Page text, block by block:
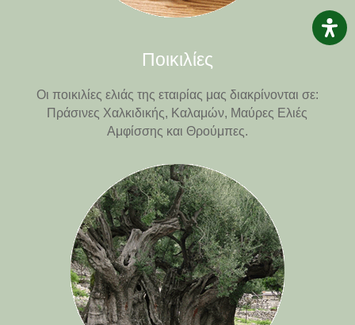
Ποικιλίες
Οι ποικιλίες ελιάς της εταιρίας μας διακρίνονται σε:
Πράσινες Χαλκιδικής, Καλαμών, Μαύρες Ελιές
Αμφίσσης και Θρούμπες.